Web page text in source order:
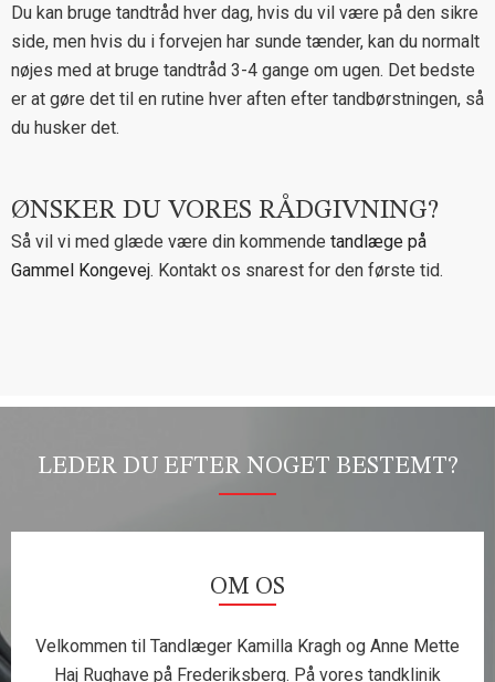
Du kan bruge tandtråd hver dag, hvis du vil være på den sikre
side, men hvis du i forvejen har sunde tænder, kan du normalt
nøjes med at bruge tandtråd 3-4 gange om ugen. Det bedste
er at gøre det til en rutine hver aften efter tandbørstningen, så
du husker det.
ØNSKER DU VORES RÅDGIVNING?
Så vil vi med glæde være din kommende tandlæge på
Gammel Kongevej. Kontakt os snarest for den første tid.
LEDER DU EFTER NOGET BESTEMT?
OM OS
Velkommen til Tandlæger Kamilla Kragh og Anne Mette
Haj Rughave på Frederiksberg. På vores tandklinik